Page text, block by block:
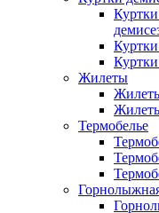
Жилеты
Термобелье